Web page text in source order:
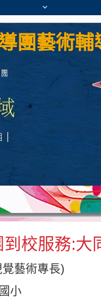
團藝術
校服務:大
藝術專長)
小